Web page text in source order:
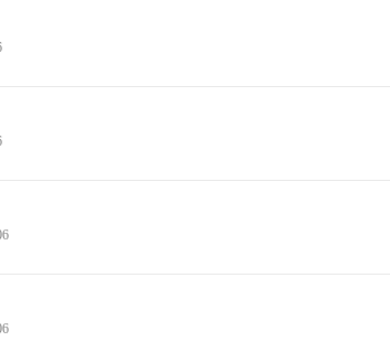
线，开设多个欢乐区域狂欢庆生。怀旧区可生成十年
限时回归冒险世界！可以向周年商人购买可变身小恶
回》十周年玩家自制整合包上线！快节奏冒险，新武器
福利活动大盘点：
程，与你共赴下一段美好时光！